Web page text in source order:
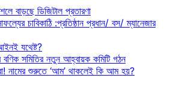
বাড়ছে ডিজিটাল প্রতারণা
চাবিকাঠি :প্রতিষ্ঠান প্রধান/ বস/ ম্যানেজার
যথেষ্ট?
বণিক সমিতির নতুন আহ্বায়ক কমিটি গঠন
নামের শুরুতে ‘আম’ থাকলেই কি আম হয়?